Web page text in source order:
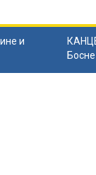
и